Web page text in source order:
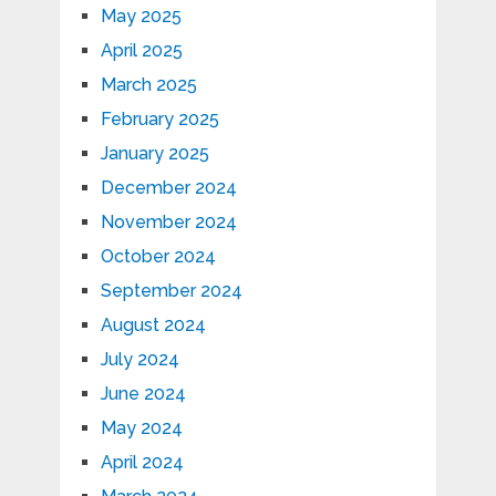
May 2025
April 2025
March 2025
February 2025
January 2025
December 2024
November 2024
October 2024
September 2024
August 2024
July 2024
June 2024
May 2024
April 2024